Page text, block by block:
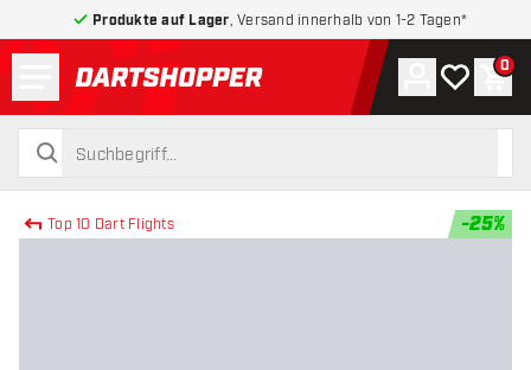
Produkte auf Lager , Versand innerhalb von 1-2 Tagen*
zurück zur Startseite
suchen
suchen
Konto
Meine 0
Top 10 Dart Flights -25%